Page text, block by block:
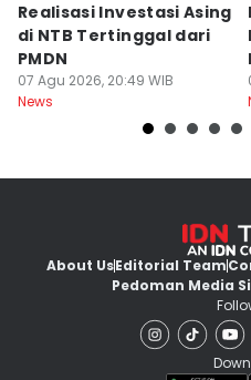
Realisasi Investasi Asing
di NTB Tertinggal dari
PMDN
07 Agu 2026, 20:49 WIB
News
About UsEditorial Team
Pedoman Media